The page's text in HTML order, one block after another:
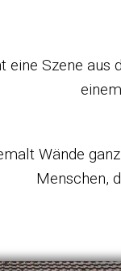
eine Szene aus
Wände
Menschen,